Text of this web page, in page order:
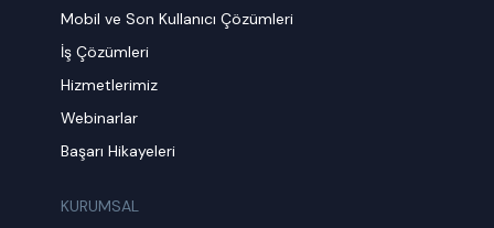
Mobil ve Son Kullanıcı Çözümleri
İş Çözümleri
Hizmetlerimiz
Webinarlar
Başarı Hikayeleri
KURUMSAL